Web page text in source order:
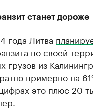
станет дороже
года Литва
по своей
грузов из
примерно на
это плюс 20